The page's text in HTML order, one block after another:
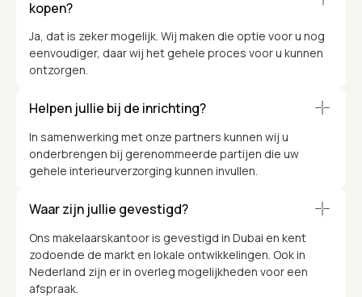
kopen?
Ja, dat is zeker mogelijk. Wij maken die optie voor u nog
eenvoudiger, daar wij het gehele proces voor u kunnen
ontzorgen.
Helpen jullie bij de inrichting?
In samenwerking met onze partners kunnen wij u
onderbrengen bij gerenommeerde partijen die uw
gehele interieurverzorging kunnen invullen.
Waar zijn jullie gevestigd?
Ons makelaarskantoor is gevestigd in Dubai en kent
zodoende de markt en lokale ontwikkelingen. Ook in
Nederland zijn er in overleg mogelijkheden voor een
afspraak.